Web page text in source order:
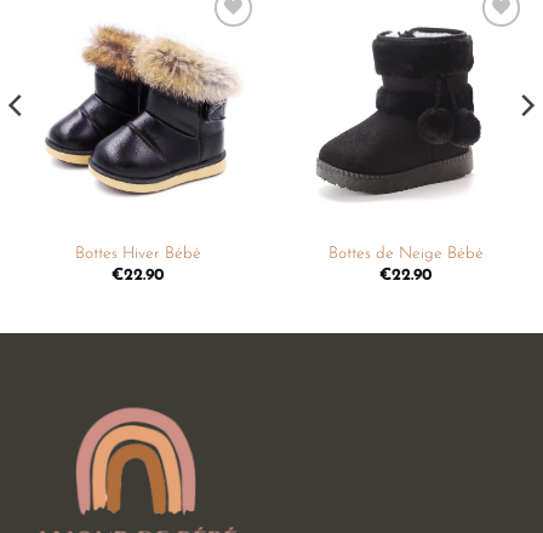
à la
liste de
souhaits
Bottes Hiver Bébé
€22.90
Ajouter
souhaits
Bottes de Neige Bébé
€22.90